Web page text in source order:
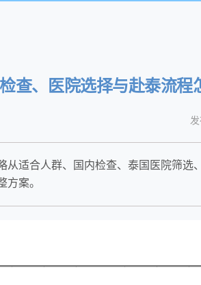
查、医院选择与赴泰流程
适合人群、国内检查、泰国医院筛
案。